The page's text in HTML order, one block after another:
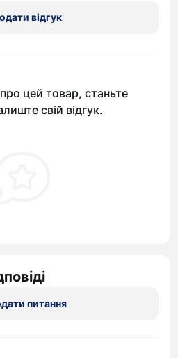
відгук
цей товар, станьте
свій відгук.
питання